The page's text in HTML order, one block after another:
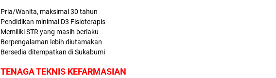
Pria/Wanita, maksimal 30 tahun
Pendidikan minimal D3 Fisioterapis
Memiliki STR yang masih berlaku
Berpengalaman lebih diutamakan
Bersedia ditempatkan di Sukabumi
TENAGA TEKNIS KEFARMASIAN